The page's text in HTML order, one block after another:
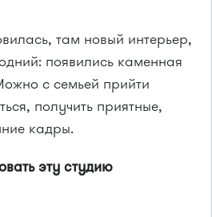
там новый интерьер,
появились каменная
с семьей прийти
получить приятные,
кадры.
эту студию